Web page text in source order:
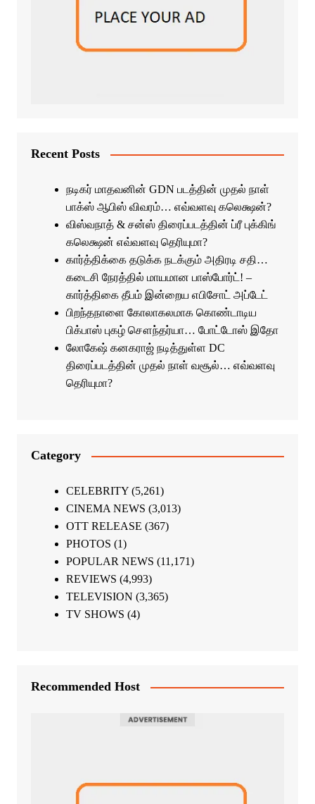
Recent Posts
நடிகர் மாதவனின் GDN படத்தின் முதல் நாள்
பாக்ஸ் ஆபிஸ் விவரம்… எவ்வளவு கலெக்ஷன்?
விஸ்வநாத் & சன்ஸ் திரைப்படத்தின் ப்ரீ புக்கிங்
கலெக்ஷன் எவ்வளவு தெரியுமா?
கார்த்திக்கை தடுக்க நடக்கும் அதிரடி சதி…
கடைசி நேரத்தில் மாயமான பாஸ்போர்ட்! –
கார்த்திகை தீபம் இன்றைய எபிசோட் அப்டேட்
பிறந்தநாளை கோலாகலமாக கொண்டாடிய
பிக்பாஸ் புகழ் சௌந்தர்யா… போட்டோஸ் இதோ
லோகேஷ் கனகராஜ் நடித்துள்ள DC
திரைப்படத்தின் முதல் நாள் வசூல்… எவ்வளவு
தெரியுமா?
Category
CELEBRITY(5,261)
CINEMA NEWS (3,013)
OTT RELEASE (367)
PHOTOS (1)
POPULAR NEWS (11,171)
REVIEWS (4,993)
TELEVISION (3,365)
TV SHOWS (4)
Recommended Host